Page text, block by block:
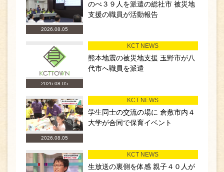
2026.08.05
のべ３９人を派遣の総社市 被災地
支援の職員が活動報告
2026.08.05
KCT NEWS
熊本地震の被災地支援 玉野市が八
代市へ職員を派遣
2026.08.05
KCT NEWS
学生同士の交流の場に 倉敷市内４
大学が合同で保育イベント
KCT NEWS
生放送の裏側を体感 親子４０人が